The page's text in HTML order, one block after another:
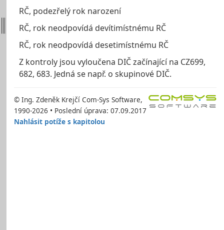
RČ, podezřelý rok narození
RČ, rok neodpovídá devítimístnému RČ
RČ, rok neodpovídá desetimístnému RČ
Z kontroly jsou vyloučena DIČ začínající na CZ699,
682, 683. Jedná se např. o skupinové DIČ.
© Ing. Zdeněk Krejčí Com-Sys Software,
1990-2026 • Poslední úprava: 07.09.2017
Nahlásit potíže s kapitolou